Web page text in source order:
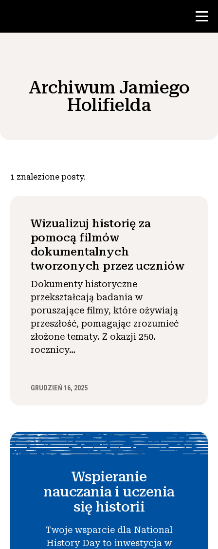
Zasoby dla nauczycieli
Zaangażować się
Archiwum Jamiego
Holifielda
1 znalezione posty.
Wizualizuj historię za
pomocą filmów
dokumentalnych
tworzonych przez uczniów
Dokumenty historyczne
przekształcają badania w
poruszające filmy, które ożywiają
przeszłość, pomagając zrozumieć
złożone tematy. Z okazji 250.
rocznicy…
GRUDZIEŃ 16, 2025
Wspieranie
nauczania i uczenia
się historii
Twoje wsparcie dla National
History Day to inwestycja w